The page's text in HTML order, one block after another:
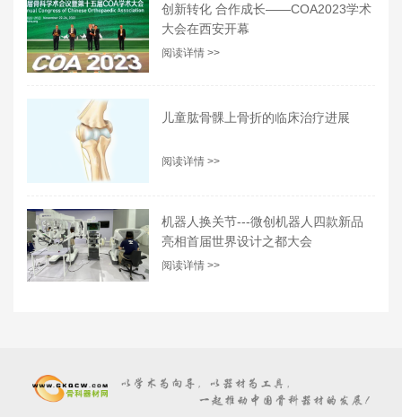
创新转化 合作成长——COA2023学术
大会在西安开幕
阅读详情 >>
儿童肱骨髁上骨折的临床治疗进展
阅读详情 >>
机器人换关节---微创机器人四款新品
亮相首届世界设计之都大会
阅读详情 >>